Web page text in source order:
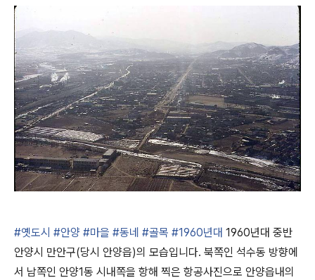
#옛도시 #안양 #마을 #동네 #골목 #1960년대 1960년대 중반
안양시 만안구(당시 안양읍)의 모습입니다. 북쪽인 석수동 방향에
서 남쪽인 안양1동 시내쪽을 항해 찍은 항공사진으로 안양읍내의